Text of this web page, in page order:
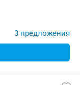
включение,
3 предложения